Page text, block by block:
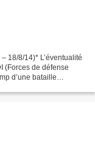
18/8/14)* L’éventualité
(Forces de défense
d’une bataille